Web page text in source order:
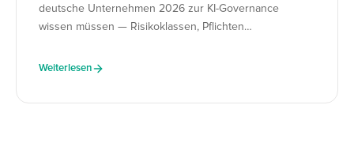
deutsche Unternehmen 2026 zur KI-Governance
wissen müssen — Risikoklassen, Pflichten…
Weiterlesen